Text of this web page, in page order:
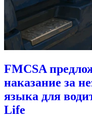
FMCSA
наказание за
языка для
Life